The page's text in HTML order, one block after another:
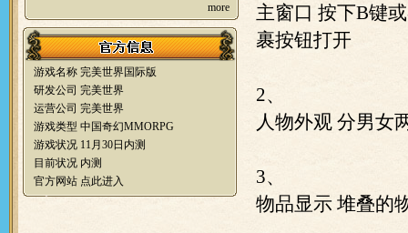
more
游戏名称 完美世界国际版
研发公司 完美世界
运营公司 完美世界
游戏类型 中国奇幻MMORPG
游戏状况 11月30日内测
目前状况 内测
官方网站 点此进入
主窗口 按下B键
裹按钮打开
2、
人物外观 分男女
3、
物品显示 堆叠的